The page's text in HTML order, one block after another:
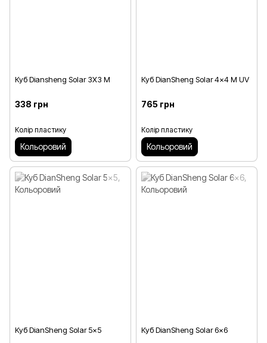
Куб Diansheng Solar 3X3 M
338 грн
Колір пластику
Кольоровий
Куб DianSheng Solar 4x4 M UV
765 грн
Колір пластику
Кольоровий
Куб DianSheng Solar 5x5 Куб DianSheng Solar 6x6